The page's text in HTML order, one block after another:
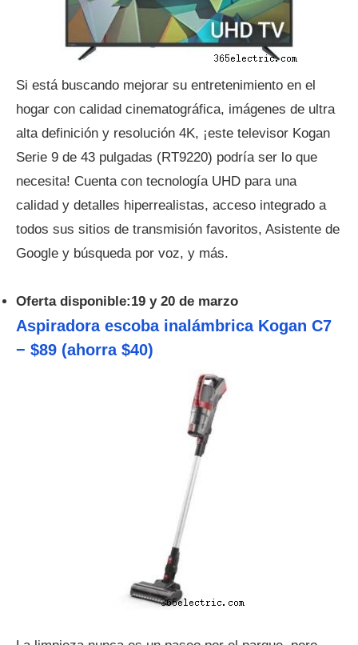
Si está buscando mejorar su entretenimiento en el
hogar con calidad cinematográfica, imágenes de ultra
alta definición y resolución 4K, ¡este televisor Kogan
Serie 9 de 43 pulgadas (RT9220) podría ser lo que
necesita! Cuenta con tecnología UHD para una
calidad y detalles hiperrealistas, acceso integrado a
todos sus sitios de transmisión favoritos, Asistente de
Google y búsqueda por voz, y más.
Oferta disponible:19 y 20 de marzo
Aspiradora escoba inalámbrica Kogan C7
− $89 (ahorra $40)